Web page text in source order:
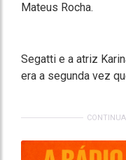
Mateus Rocha.
Segatti e a atriz
era a segunda vez